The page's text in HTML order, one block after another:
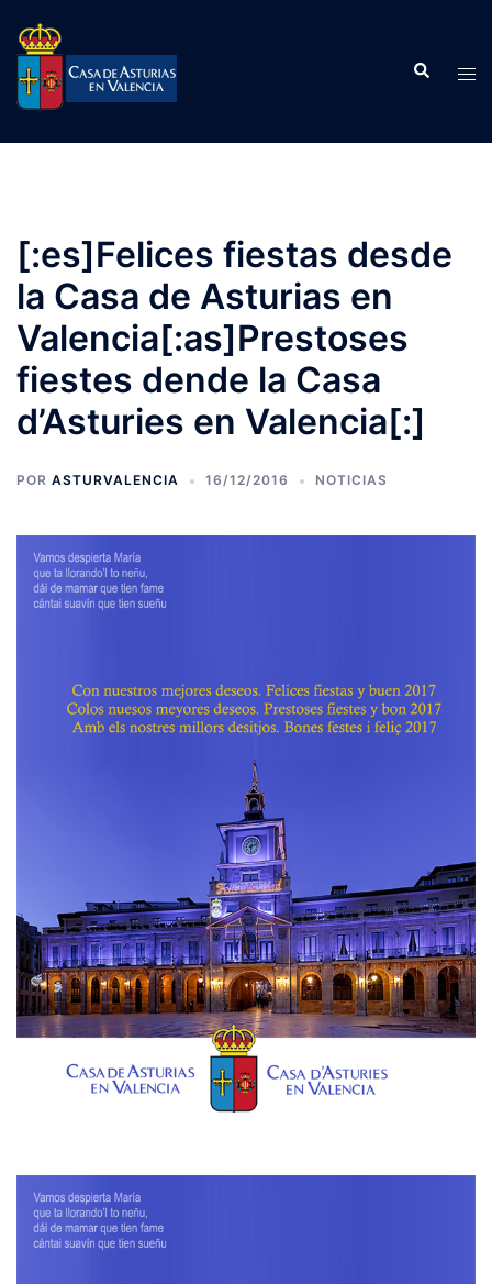
contenido
Buscar
[:es]Felices fiestas desde
la Casa de Asturias en
Valencia[:as]Prestoses
fiestes dende la Casa
d’Asturies en Valencia[:]
POR ASTURVALENCIA 16/12/2016 NOTICIAS